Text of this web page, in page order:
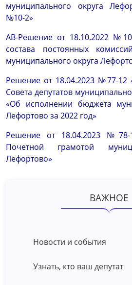
муниципального округа
№10-2»
АВ-Решение от 18.10.2022
состава постоянных
муниципального округа
Решение от 18.04.2023 №77-12
Совета депутатов
«Об исполнении бюджета
Лефортово за 2022 год»
Решение от 18.04.2023 №78-
Почетной грамотой
Лефортово»
ВАЖНОЕ
Новости и события
Узнать, кто ваш депутат